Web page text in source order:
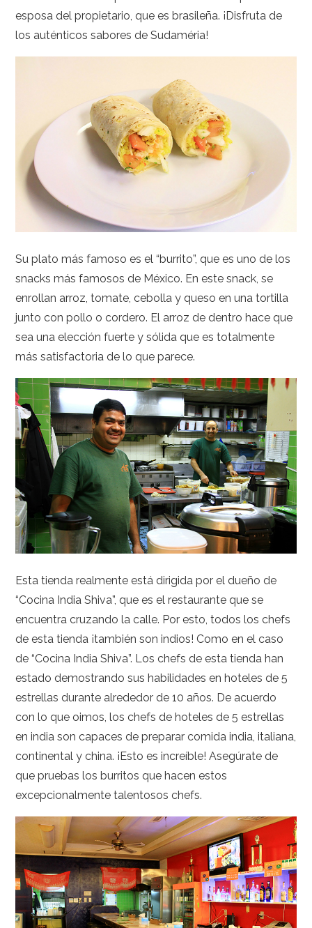
esposa del propietario, que es brasileña. ¡Disfruta de
los auténticos sabores de Sudaméria!
Su plato más famoso es el “burrito”, que es uno de los
snacks más famosos de México. En este snack, se
enrollan arroz, tomate, cebolla y queso en una tortilla
junto con pollo o cordero. El arroz de dentro hace que
sea una elección fuerte y sólida que es totalmente
más satisfactoria de lo que parece.
Esta tienda realmente está dirigida por el dueño de
“Cocina India Shiva”, que es el restaurante que se
encuentra cruzando la calle. Por esto, todos los chefs
de esta tienda ¡también son indios! Como en el caso
de “Cocina India Shiva”. Los chefs de esta tienda han
estado demostrando sus habilidades en hoteles de 5
estrellas durante alrededor de 10 años. De acuerdo
con lo que oimos, los chefs de hoteles de 5 estrellas
en india son capaces de preparar comida india, italiana,
continental y china. ¡Esto es increíble! Asegúrate de
que pruebas los burritos que hacen estos
excepcionalmente talentosos chefs.